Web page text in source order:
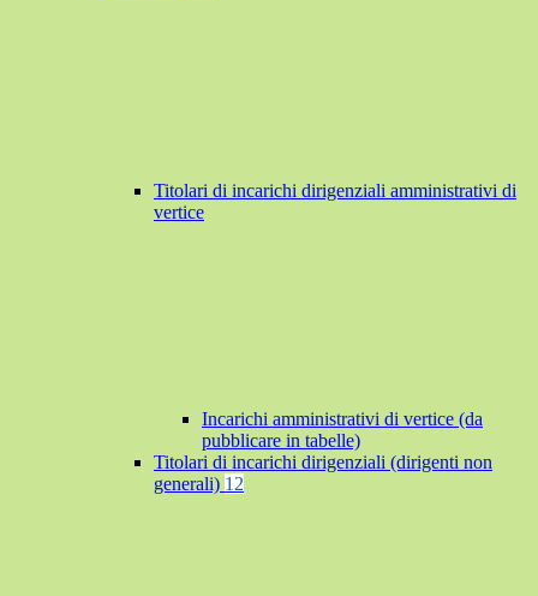
Titolari di incarichi dirigenziali amministrativi di
vertice
Incarichi amministrativi di vertice (da
pubblicare in tabelle)
Titolari di incarichi dirigenziali (dirigenti non
generali) 12